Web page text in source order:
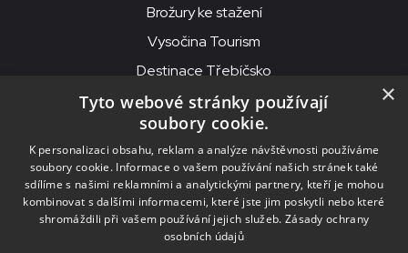
Brožury ke stažení
Vysočina Tourism
Destinace Třebíčsko
© 2026MKS Beseda Mor. Budějovice
MKS Beseda, příspěvková organizace, Purcnerova 62, 676 02
Moravské Budějovice
IČO: 00091758, DIČ: CZ00091758, ID datové schránky: chjn2kd
×
Tyto webové stránky používají
soubory cookie.
K personalizaci obsahu, reklam a analýze návštěvnosti používáme
soubory cookie. Informace o vašem používání našich stránek také
sdílíme s našimi reklamními a analytickými partnery, kteří je mohou
kombinovat s dalšími informacemi, které jste jim poskytli nebo které
shromáždili při vašem používání jejich služeb. Zásady ochrany
osobních údajů